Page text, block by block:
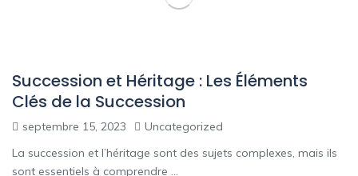
Succession et Héritage : Les Éléments
Clés de la Succession
septembre 15, 2023
Uncategorized
La succession et l’héritage sont des sujets complexes, mais ils
sont essentiels à comprendre ...